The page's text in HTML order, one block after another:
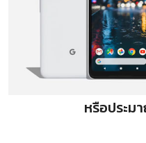
หรือประม